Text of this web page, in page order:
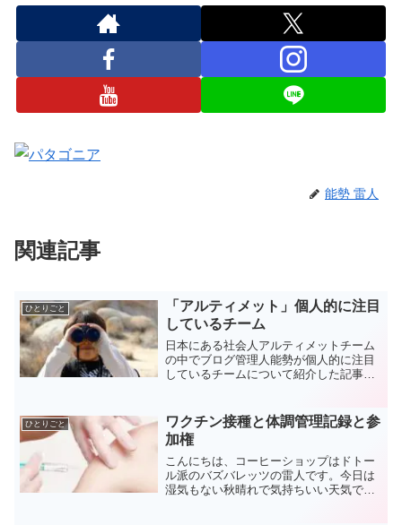
能勢 雷人
関連記事
ひとりごと
「アルティメット」個人的に注目
しているチーム
日本にある社会人アルティメットチーム
の中でブログ管理人能勢が個人的に注目
しているチームについて紹介した記事で
ひとりごと
ワクチン接種と体調管理記録と参
加権
こんにちは、コーヒーショップはドトー
ル派のバズバレッツの雷人です。今日は
湿気もない秋晴れで気持ちいい天気でし